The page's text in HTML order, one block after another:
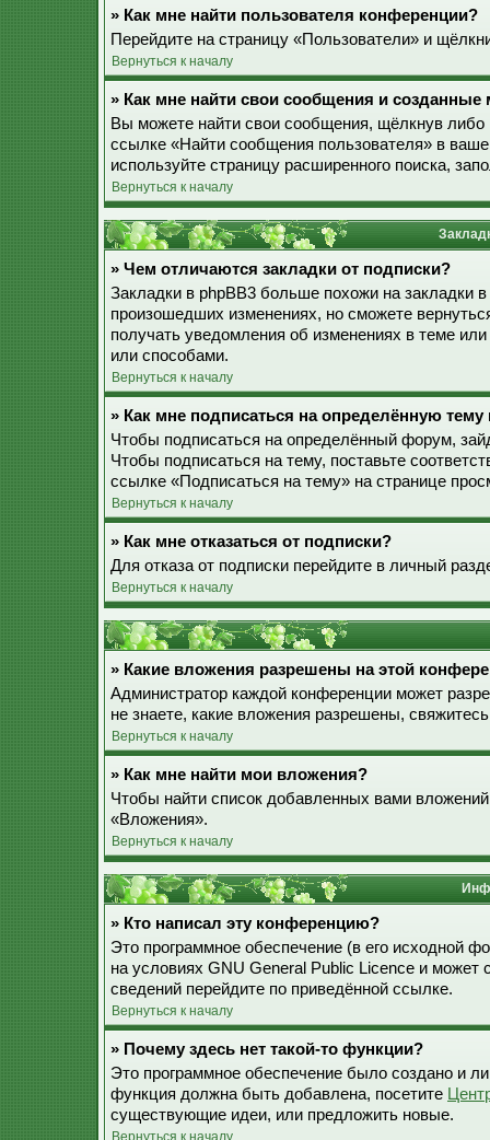
» Как мне найти пользователя конференции?
Перейдите на страницу «Пользователи» и
Вернуться к началу
» Как мне найти свои сообщения и
Вы можете найти свои сообщения, щёлкнув
ссылке «Найти сообщения пользователя» в
используйте страницу расширенного поиска,
Вернуться к началу
» Чем отличаются закладки от подписки?
Закладки в phpBB3 больше похожи на
произошедших изменениях, но сможете
получать уведомления об изменениях в теме
или способами.
Вернуться к началу
» Как мне подписаться на определённую
Чтобы подписаться на определённый форум,
Чтобы подписаться на тему, поставьте
ссылке «Подписаться на тему» на странице
Вернуться к началу
» Как мне отказаться от подписки?
Для отказа от подписки перейдите в личный
Вернуться к началу
» Какие вложения разрешены на этой
Администратор каждой конференции может
не знаете, какие вложения разрешены,
Вернуться к началу
» Как мне найти мои вложения?
Чтобы найти список добавленных вами
«Вложения».
Вернуться к началу
» Кто написал эту конференцию?
Это программное обеспечение (в его исходной
на условиях GNU General Public Licence и
сведений перейдите по приведённой ссылке.
Вернуться к началу
» Почему здесь нет такой-то функции?
Это программное обеспечение было создано и
функция должна быть добавлена, посетите
существующие идеи, или предложить новые.
Вернуться к началу